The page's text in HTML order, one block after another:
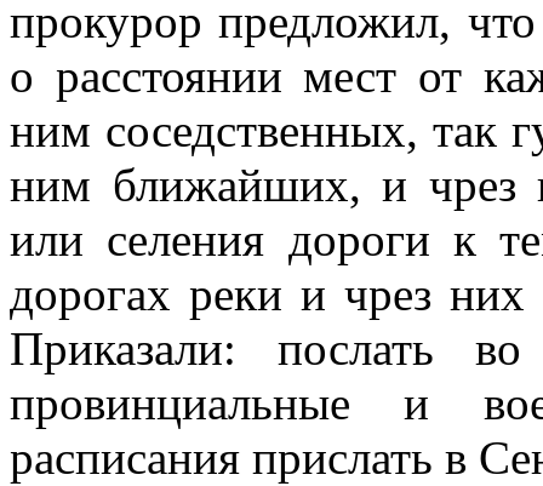
прокурор предложил,
о расстоянии мест от
ним соседственных, так
ним ближайших, и чрез
или селения дороги к
дорогах реки и чрез
Приказали: послать
провинциальные и
расписания прислать в